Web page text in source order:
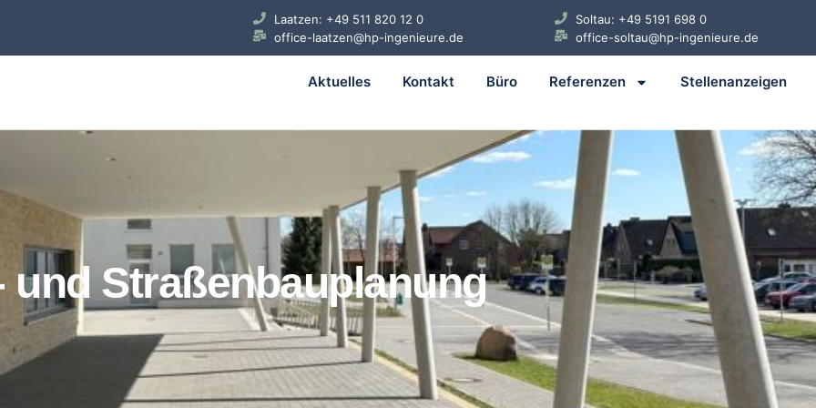
Soltau: +49 5191 698 0
office-soltau@hp-ingenieure.de
Laatzen: +49 511 820 12 0
office-laatzen@hp-ingenieure.de
Aktuelles Kontakt Büro Referenzen Stellenanzeigen
und Straßenbauplanung